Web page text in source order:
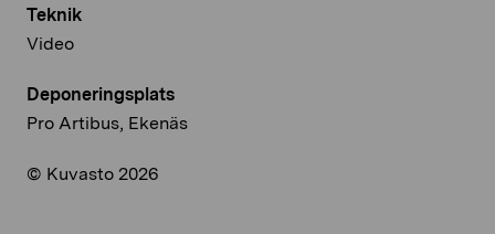
Teknik
Video
Deponeringsplats
Pro Artibus, Ekenäs
© Kuvasto 2026